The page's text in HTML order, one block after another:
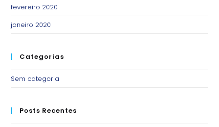
fevereiro 2020
janeiro 2020
Categorias
Sem categoria
Posts Recentes